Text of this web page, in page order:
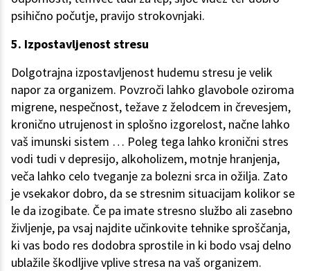
psihično počutje, pravijo strokovnjaki.
5. Izpostavljenost stresu
Dolgotrajna izpostavljenost hudemu stresu je velik
napor za organizem. Povzroči lahko glavobole oziroma
migrene, nespečnost, težave z želodcem in črevesjem,
kronično utrujenost in splošno izgorelost, načne lahko
vaš imunski sistem … Poleg tega lahko kronični stres
vodi tudi v depresijo, alkoholizem, motnje hranjenja,
veča lahko celo tveganje za bolezni srca in ožilja. Zato
je vsekakor dobro, da se stresnim situacijam kolikor se
le da izogibate. Če pa imate stresno službo ali zasebno
življenje, pa vsaj najdite učinkovite tehnike sproščanja,
ki vas bodo res dodobra sprostile in ki bodo vsaj delno
ublažile škodljive vplive stresa na vaš organizem.